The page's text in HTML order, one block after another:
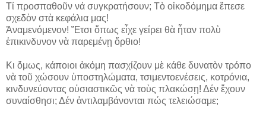
Τί προσπαθοῦν νά συγκρατήσουν; Τὸ οἰκοδόμημα ἔπεσε
σχεδὸν στὰ κεφάλια μας!
Ἀναμενόμενον! Ἔτσι ὅπως εἶχε γείρει θὰ ἦταν πολὺ
ἐπικινδυνον νὰ παρεμένῃ ὄρθιο!
Κι ὅμως, κάποιοι ἀκόμη πασχίζουν μὲ κάθε δυνατὸν τρόπο
νὰ τοῦ χώσουν ὑποστηλώματα, τσιμεντοενέσεις, κοτρόνια,
κινδυνεύοντας οὐσιαστικῶς νὰ τοὺς πλακώσῃ! Δέν ἔχουν
συναίσθησι; Δέν ἀντιλαμβάνονται πώς τελειώσαμε;